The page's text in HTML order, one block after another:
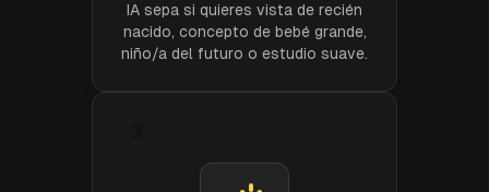
IA sepa si quieres vista de recién
nacido, concepto de bebé grande,
niño/a del futuro o estudio suave.